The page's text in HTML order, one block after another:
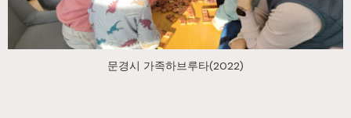
문경시 가족하브루타(2022)